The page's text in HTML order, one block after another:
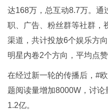
达168万，总互动8.7万。通
职、广告、粉丝群等社群，
渠道，共计投放6个娱乐方
明星内卷2个方向，平均点赞
在经过新一轮的传播后，#
题阅读量增加8000W，讨
1.2亿。